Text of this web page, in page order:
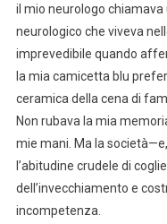
il mio neurologo
neurologico che viveva
imprevedibile quando
la mia camicetta blu
ceramica della cena di
Non rubava la mia
mie mani. Ma la
l’abitudine crudele di
dell’invecchiamento e
incompetenza.